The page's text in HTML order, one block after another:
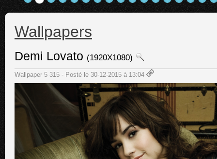
Wallpapers
Demi Lovato (1920X1080)
Wallpaper 5 315 - Posté le 30-12-2015 à 13:04